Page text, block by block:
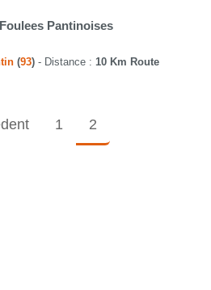
Pantinoises
(93) - Distance : 10 Km Route
1 2